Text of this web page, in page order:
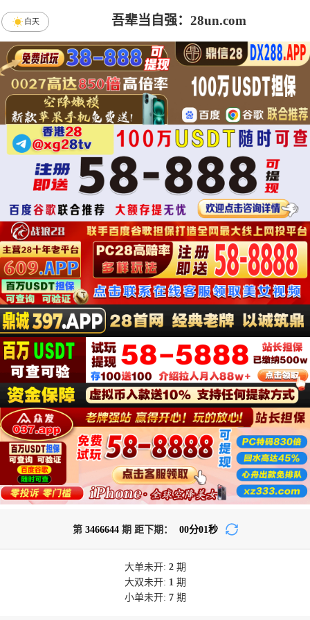
吾辈当自强：28un.com
白天
第 3466644期 距下期： 00分00秒
大单未开: 2期
大双未开: 1期
小单未开: 7期